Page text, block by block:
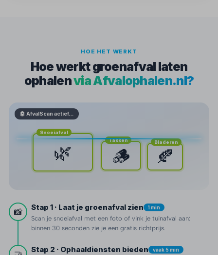
HOE HET WERKT
Hoe werkt groenafval laten
ophalenvia Afvalophalen.nl?
🤖 AfvalScan actief…
Snoeiafval
🌿
Takken
🪵
Bladeren
🍂
📸 Stap 1 · Laat je groenafval zien 1 min
Scan je snoeiafval met een foto of vink je tuinafval aan:
binnen 30 seconden zie je een gratis richtprijs.
Stap 2 · Ophaaldiensten bieden vaak 5 min